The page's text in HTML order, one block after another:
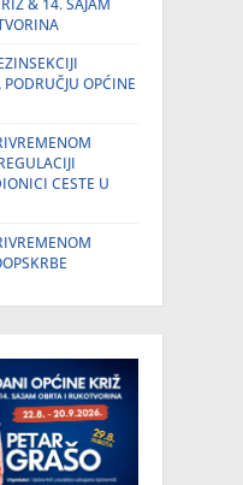
& 14. SAJAM
OPĆINE
CESTE U